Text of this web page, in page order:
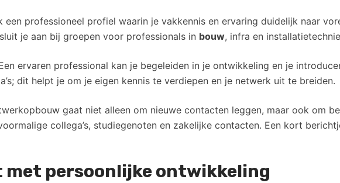
een professioneel profiel waarin je vakkennis en ervaring duidelijk naar
je aan bij groepen voor professionals in bouw, infra en
ervaren professional kan je begeleiden in je ontwikkeling en je
dit helpt je om je eigen kennis te verdiepen en je netwerk uit te breiden.
gaat niet alleen om nieuwe contacten leggen, maar ook om
collega’s, studiegenoten en zakelijke contacten. Een kort
met persoonlijke ontwikkeling